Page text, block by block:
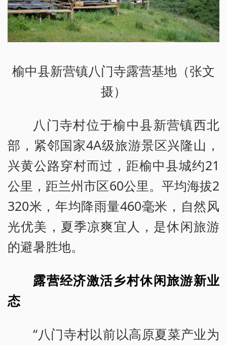
榆中县新营镇八门寺露营基地（张文
摄）
八门寺村位于榆中县新营镇西北
部，紧邻国家4A级旅游景区兴隆山，
兴黄公路穿村而过，距榆中县城约21
公里，距兰州市区60公里。平均海拔2
320米，年均降雨量460毫米，自然风
光优美，夏季凉爽宜人，是休闲旅游
的避暑胜地。
露营经济激活乡村休闲旅游新业
态
“八门寺村以前以高原夏菜产业为